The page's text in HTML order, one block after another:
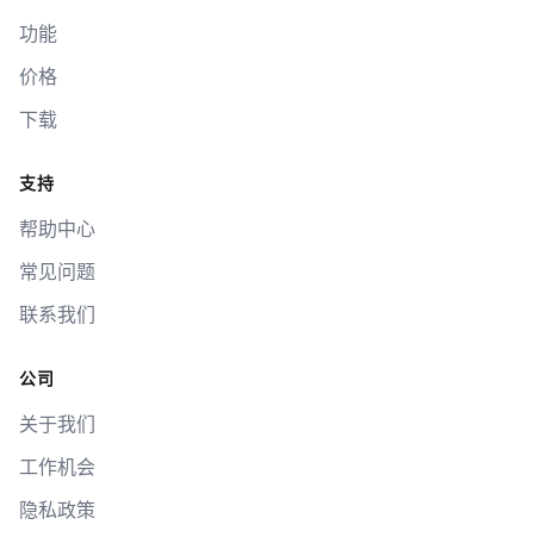
功能
价格
下载
支持
帮助中心
常见问题
联系我们
公司
关于我们
工作机会
隐私政策